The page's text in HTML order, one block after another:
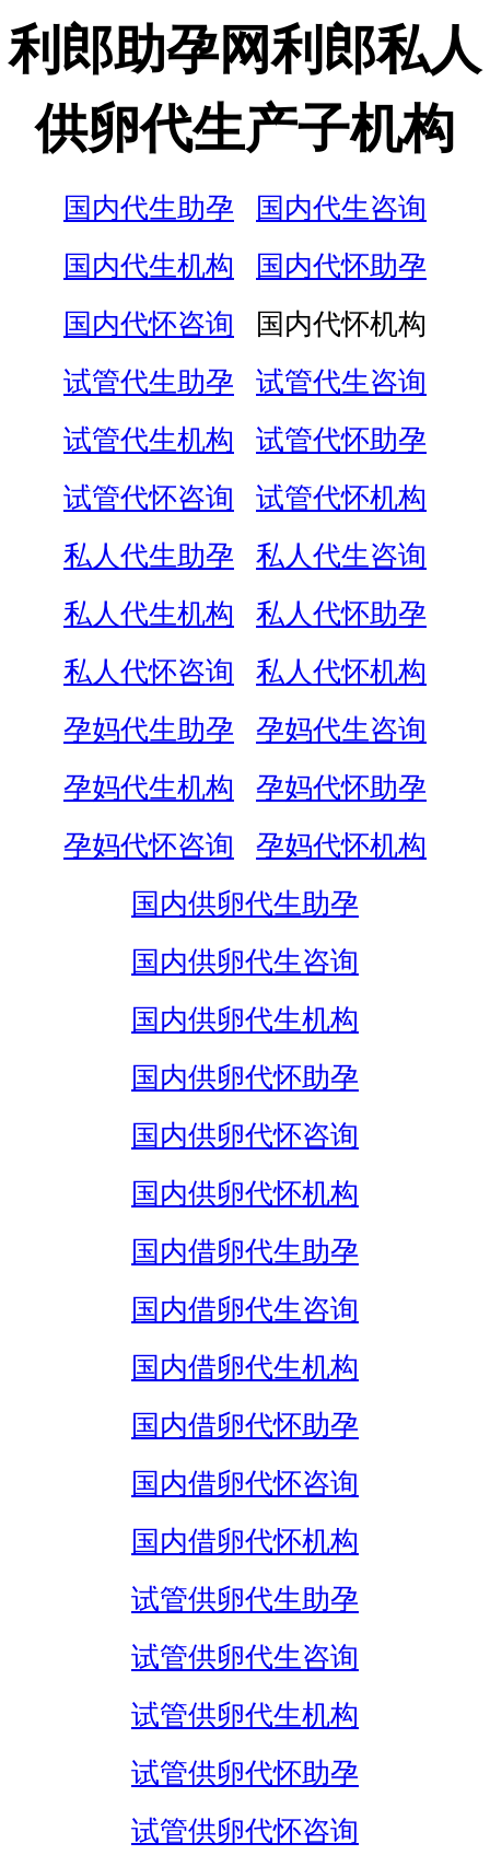
利郎助孕网利郎私人
供卵代生产子机构
国内代生助孕
国内代生咨询
国内代生机构
国内代怀助孕
国内代怀咨询
国内代怀机构
试管代生助孕
试管代生咨询
试管代生机构
试管代怀助孕
试管代怀咨询
试管代怀机构
私人代生助孕
私人代生咨询
私人代生机构
私人代怀助孕
私人代怀咨询
私人代怀机构
孕妈代生助孕
孕妈代生咨询
孕妈代生机构
孕妈代怀助孕
孕妈代怀咨询
孕妈代怀机构
国内供卵代生助孕
国内供卵代生咨询
国内供卵代生机构
国内供卵代怀助孕
国内供卵代怀咨询
国内供卵代怀机构
国内借卵代生助孕
国内借卵代生咨询
国内借卵代生机构
国内借卵代怀助孕
国内借卵代怀咨询
国内借卵代怀机构
试管供卵代生助孕
试管供卵代生咨询
试管供卵代生机构
试管供卵代怀助孕
试管供卵代怀咨询